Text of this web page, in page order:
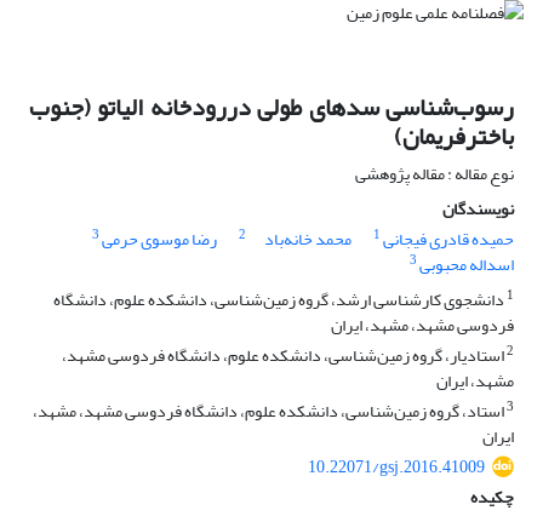
رسوب‌شناسی سد‌‌های طولی دررودخانه الیاتو (جنوب
باخترفریمان)
نوع مقاله : مقاله پژوهشی
نویسندگان
حمیده قادری فیجانی1 محمد خانه‌باد 2 رضا موسوی حرمی3
اسداله محبوبی3
1 دانشجوی کارشناسی ارشد، گروه زمین‌شناسی، دانشکده علوم، دانشگاه
فردوسی مشهد، مشهد، ایران
2استادیار، گروه زمین‌شناسی، دانشکده علوم، دانشگاه فردوسی مشهد،
مشهد، ایران
3استاد، گروه زمین‌شناسی، دانشکده علوم، دانشگاه فردوسی مشهد، مشهد،
ایران
10.22071/gsj.2016.41009
چکیده